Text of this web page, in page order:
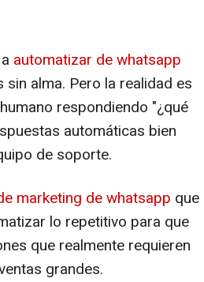
automatizar de whatsapp
alma. Pero la realidad es
respondiendo "¿qué
automáticas bien
de soporte.
marketing de whatsapp que
lo repetitivo para que
que realmente requieren
grandes.